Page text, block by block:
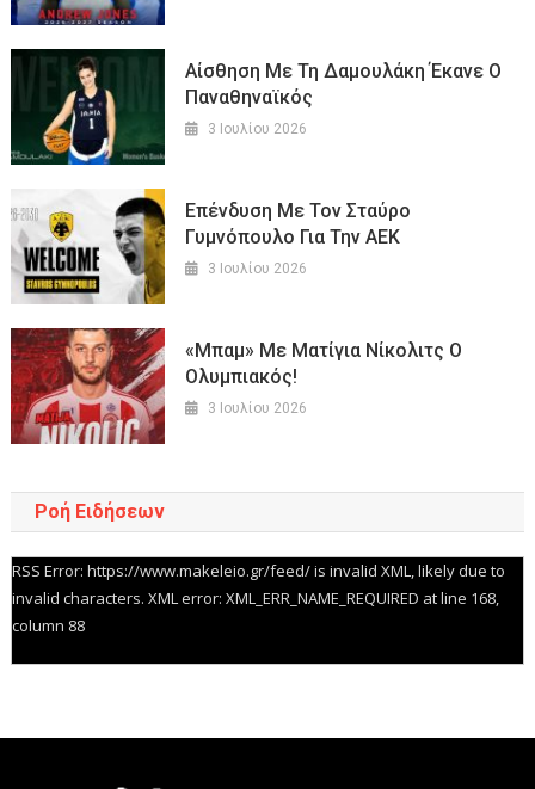
Αίσθηση Με Τη Δαμουλάκη Έκανε Ο
Παναθηναϊκός
3 Ιουλίου 2026
Επένδυση Με Τον Σταύρο
Γυμνόπουλο Για Την ΑΕΚ
3 Ιουλίου 2026
«Μπαμ» Με Ματίγια Νίκολιτς Ο
Ολυμπιακός!
3 Ιουλίου 2026
Ροή Ειδήσεων
RSS Error: https://www.makeleio.gr/feed/ is invalid XML, likely due to
invalid characters. XML error: XML_ERR_NAME_REQUIRED at line 168,
column 88